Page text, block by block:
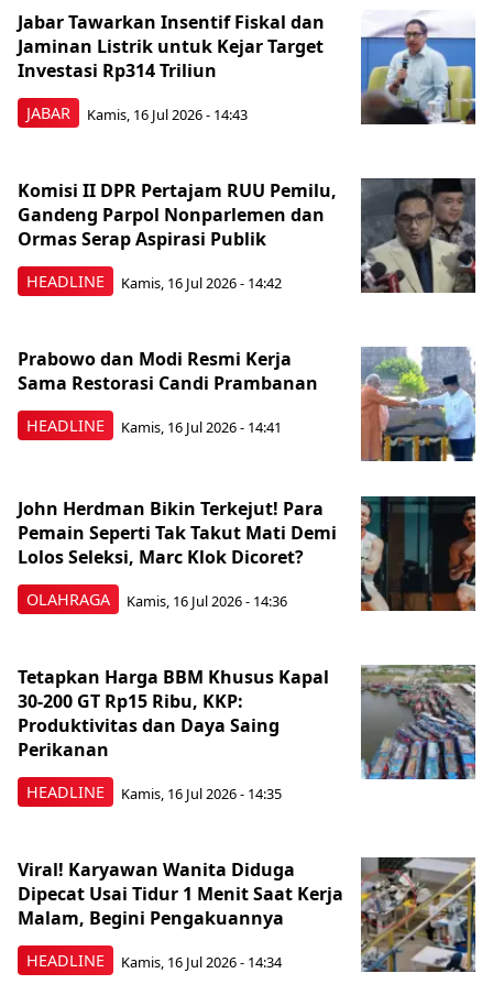
JABAR
Jabar Tawarkan Insentif Fiskal dan
Jaminan Listrik untuk Kejar Target
Investasi Rp314 Triliun
Kamis, 16 Jul 2026 - 14:43
HEADLINE
Komisi II DPR Pertajam RUU Pemilu,
Gandeng Parpol Nonparlemen dan
Ormas Serap Aspirasi Publik
Kamis, 16 Jul 2026 - 14:42
HEADLINE
Prabowo dan Modi Resmi Kerja
Sama Restorasi Candi Prambanan
Kamis, 16 Jul 2026 - 14:41
OLAHRAGA
John Herdman Bikin Terkejut! Para
Pemain Seperti Tak Takut Mati Demi
Lolos Seleksi, Marc Klok Dicoret?
Kamis, 16 Jul 2026 - 14:36
HEADLINE
Tetapkan Harga BBM Khusus Kapal
30-200 GT Rp15 Ribu, KKP:
Produktivitas dan Daya Saing
Perikanan
Kamis, 16 Jul 2026 - 14:35
HEADLINE
Viral! Karyawan Wanita Diduga
Dipecat Usai Tidur 1 Menit Saat Kerja
Malam, Begini Pengakuannya
Kamis, 16 Jul 2026 - 14:34